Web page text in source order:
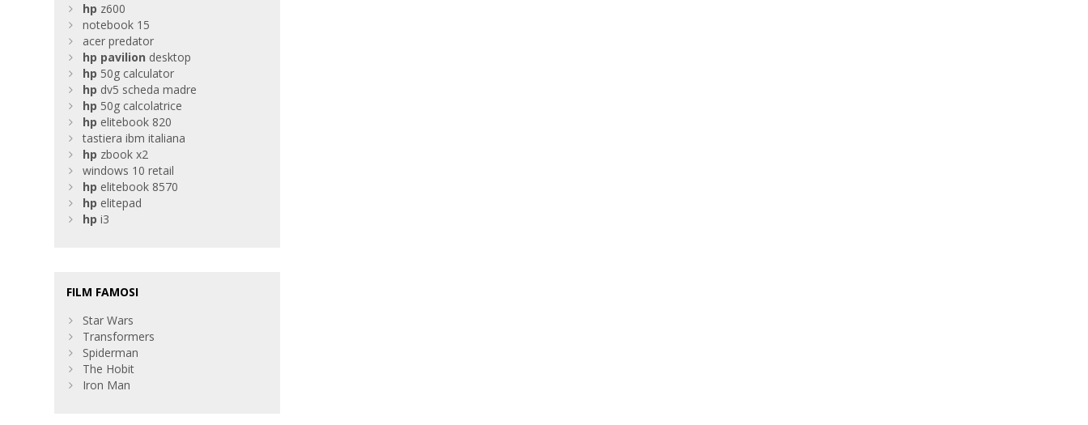
hp z600
notebook 15
acer predator
hp pavilion desktop
hp 50g calculator
hp dv5 scheda madre
hp 50g calcolatrice
hp elitebook 820
tastiera ibm italiana
hp zbook x2
windows 10 retail
hp elitebook 8570
hp elitepad
hp i3
FILM FAMOSI
Star Wars
Transformers
Spiderman
The Hobit
Iron Man